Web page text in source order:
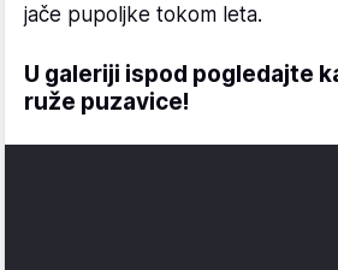
jače pupoljke tokom leta.
U galeriji ispod pogledajte
ruže puzavice!